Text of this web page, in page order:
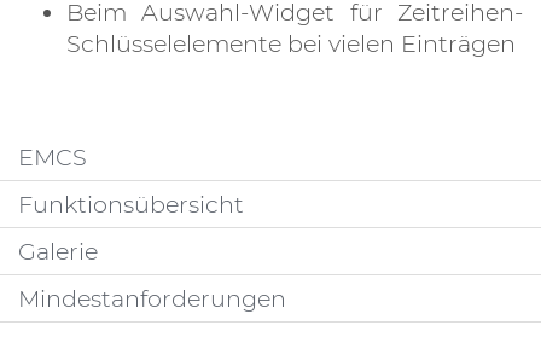
Beim Auswahl-Widget für Zeitreihen-
Schlüsselelemente bei vielen Einträgen
EMCS
Funktionsübersicht
Galerie
Mindestanforderungen